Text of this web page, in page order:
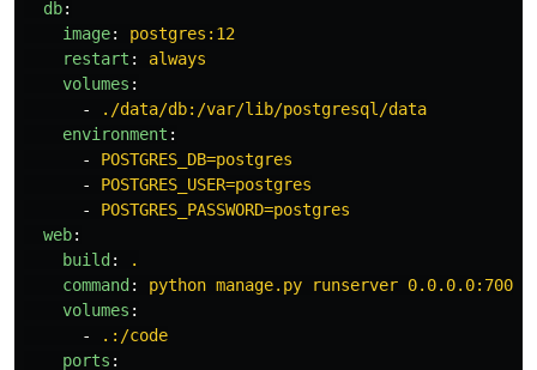
db:
image:
postgres:12
restart :
always
volumes :
-
./data/db:/var/lib/postgresql/data
environment :
-
POSTGRES_DB=postgres
-
POSTGRES_USER=postgres
-
POSTGRES_PASSWORD=postgres
web:
build :
.
command :
python manage.py runserver 0.0.0.0:7000
volumes :
-
.:/code
ports :